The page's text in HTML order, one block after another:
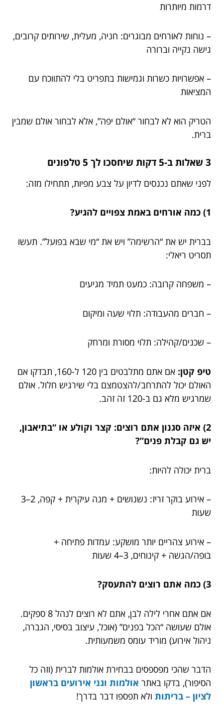
דרמות מיותרות
– נוחות לאורחים מבוגרים: חניה, מעלית, שירותים קרובים,
גישה נקייה וברורה
– אפשרויות כשרות וגמישות בתפריט בלי להתווכח עם
המציאות
הטריק הוא לא לבחור “אולם יפה”, אלא לבחור אולם שמבין
ברית.
3 שאלות ב-5 דקות שיחסכו לך 5 טלפונים
לפני שאתם נכנסים לדיון על צבע מפיות, תתחילו מזה:
1) כמה אורחים באמת צפויים להגיע?
בברית יש את “הרשימה” ויש את “מי שבא בפועל”. תעשו
תסריט ריאלי:
– משפחה קרובה: כמעט תמיד מגיעים
– חברים מהעבודה: תלוי שעה ומיקום
– שכנים/קהילה: תלוי מסורת ומרחק
טיפ קטן:
אם אתם מתלבטים בין 120 ל-160, תבדקו אם
האולם יכול להתרחב/להצטמצם בלי שירגיש חלול. אולם
שמרגיש מלא גם ב-120 זה זהב.
2) איזה סגנון אתם רוצים: קצר וקולע או “בתיאבון,
יש גם קבלת פנים”?
ברית יכולה להיות:
– אירוע בוקר זריז: נשנושים + מנה עיקרית + קפה, 2–3
שעות
– אירוע צהריים יותר מושקע: עמדות פתיחה +
בופה/הגשה + קינוחים, 3–4 שעות
3) כמה אתם רוצים להתעסק?
אם אתם אחרי לילה לבן, אתם לא רוצים לנהל 8 ספקים.
אולם שעושה “הכל בפנים” (אוכל, עיצוב בסיסי, הגברה,
ניהול אירוע) מוריד עומס משמעותית.
הדבר שהכי מפספסים בבחירת אולמות לברית (וזה כל
הסיפור), בדקו באתר אולמות וגני אירועים בראשון
לציון – בריתות ולא תפספו דבר בדרך!